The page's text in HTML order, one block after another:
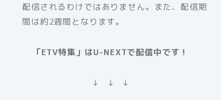
配信されるわけではありません。また、配信期
間は約2週間となります。
「ETV特集」はU-NEXTで配信中です！
↓ ↓ ↓